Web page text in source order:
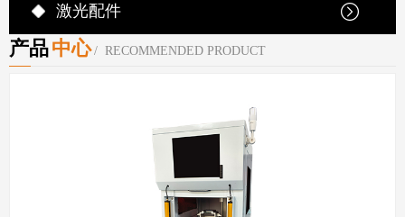
激光配件
产品中心 / RECOMMENDED PRODUCT